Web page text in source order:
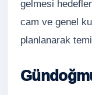
gelmesi
cam ve genel
planlanarak